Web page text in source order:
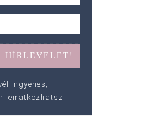
ingyenes,
leiratkozhatsz.